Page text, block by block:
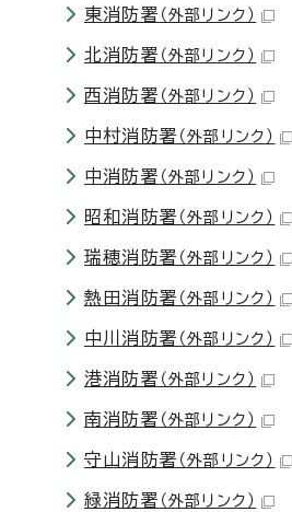
東消防署 （外部リンク）
北消防署 （外部リンク）
西消防署 （外部リンク）
中村消防署 （外部リンク）
中消防署 （外部リンク）
昭和消防署 （外部リンク）
瑞穂消防署 （外部リンク）
熱田消防署 （外部リンク）
中川消防署 （外部リンク）
港消防署 （外部リンク）
南消防署 （外部リンク）
守山消防署 （外部リンク）
緑消防署 （外部リンク）